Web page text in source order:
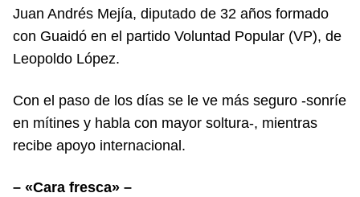
Juan Andrés Mejía, diputado de 32 años formado
con Guaidó en el partido Voluntad Popular (VP), de
Leopoldo López.
Con el paso de los días se le ve más seguro -sonríe
en mítines y habla con mayor soltura-, mientras
recibe apoyo internacional.
– «Cara fresca» –